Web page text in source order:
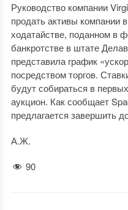
Руководство компании
продать активы компании
ходатайстве, поданном в
банкротстве в штате
представила график
посредством торгов.
будут собираться в
аукцион. Как сообщает
предлагается завершить
А.Ж.
90